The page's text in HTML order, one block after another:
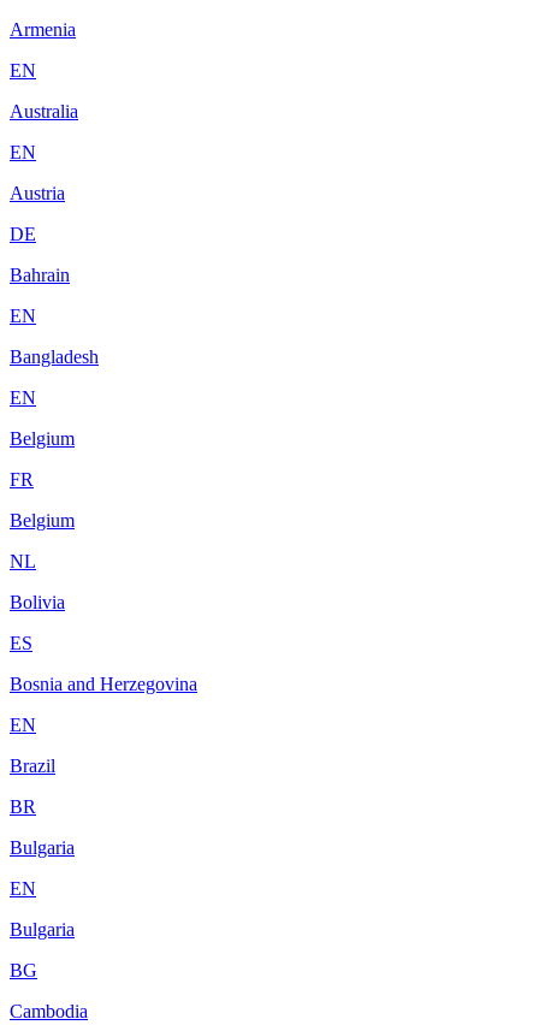
Armenia
EN
Australia
EN
Austria
DE
Bahrain
EN
Bangladesh
EN
Belgium
FR
Belgium
NL
Bolivia
ES
Bosnia and Herzegovina
EN
Brazil
BR
Bulgaria
EN
Bulgaria
BG
Cambodia